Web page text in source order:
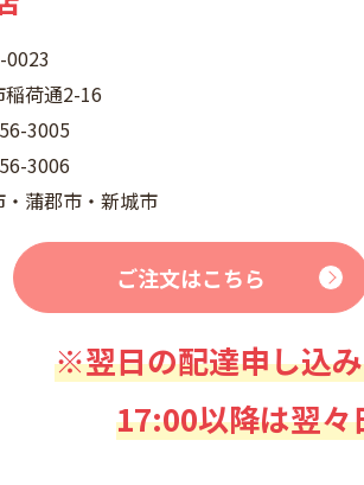
0023
稲荷通2-16
3005
3006
・蒲郡市・新城市
ご注文はこちら
※翌日の配達申し込
17:00以降は翌々